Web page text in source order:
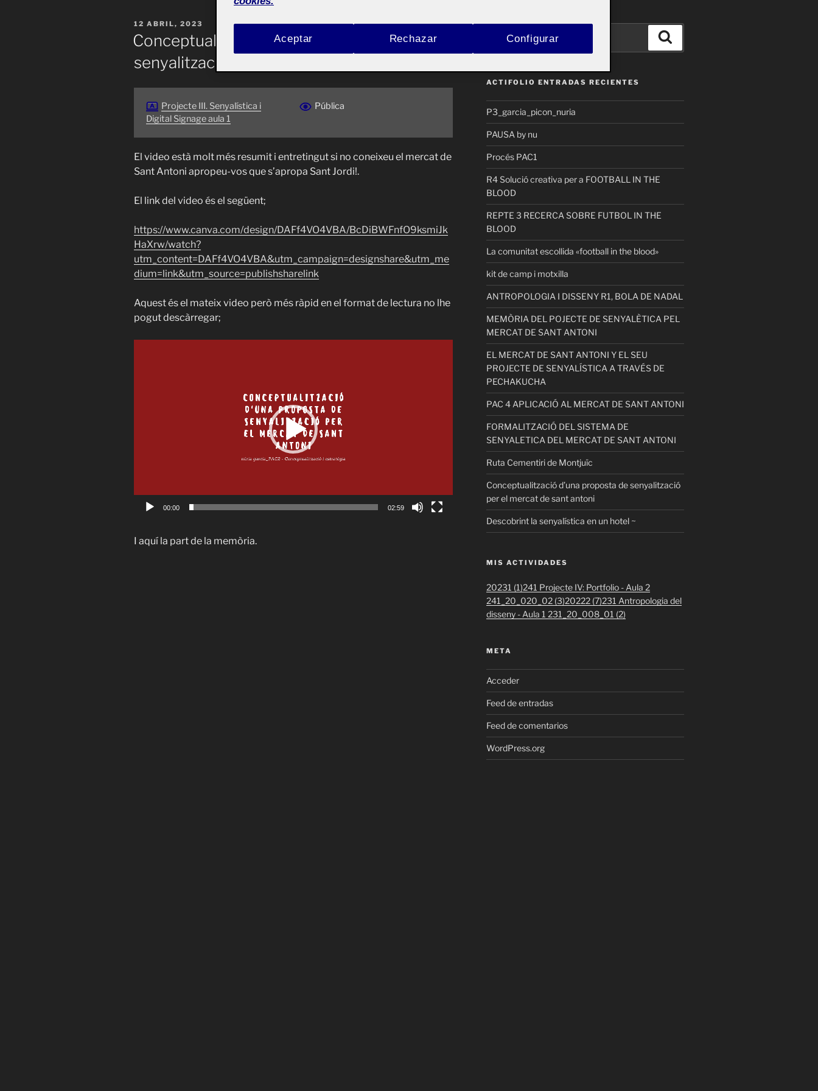
PUBLICADO
EL
12 ABRIL, 2023
Conceptualització d’una proposta de
senyalització per el mercat de sant antoni
Projecte III. Senyalística i
Digital Signage aula 1
Pública
El video està molt més resumit i entretingut si no coneixeu el mercat de
Sant Antoni apropeu-vos que s’apropa Sant Jordi!.
El link del video és el següent;
https://www.canva.com/design/DAFf4VO4VBA/BcDiBWFnfO9ksmiJk
HaXrw/watch?
utm_content=DAFf4VO4VBA&utm_campaign=designshare&utm_me
dium=link&utm_source=publishsharelink
Aquest és el mateix video però més ràpid en el format de lectura no lhe
pogut descàrregar;
00:00 02:59
I aquí la part de la memòria.
ACTIFOLIO ENTRADAS RECIENTES
P3_garcia_picon_nuria
PAUSA by nu
Procés PAC1
R4 Solució creativa per a FOOTBALL IN THE
BLOOD
REPTE 3 RECERCA SOBRE FUTBOL IN THE
BLOOD
La comunitat escollida «football in the blood»
kit de camp i motxilla
ANTROPOLOGIA I DISSENY R1, BOLA DE NADAL
MEMÒRIA DEL POJECTE DE SENYALÈTICA PEL
MERCAT DE SANT ANTONI
EL MERCAT DE SANT ANTONI Y EL SEU
PROJECTE DE SENYALÍSTICA A TRAVÉS DE
PECHAKUCHA
PAC 4 APLICACIÓ AL MERCAT DE SANT ANTONI
FORMALITZACIÓ DEL SISTEMA DE
SENYALETICA DEL MERCAT DE SANT ANTONI
Ruta Cementiri de Montjuïc
Conceptualització d’una proposta de senyalització
per el mercat de sant antoni
Descobrint la senyalística en un hotel ~
MIS ACTIVIDADES
20231 (1)241 Projecte IV: Portfolio - Aula 2
241_20_020_02 (3)20222 (7)231 Antropologia del
disseny - Aula 1 231_20_008_01 (2)
META
Acceder
Feed de entradas
Feed de comentarios
WordPress.org
Rechazar
Aceptar Configurar